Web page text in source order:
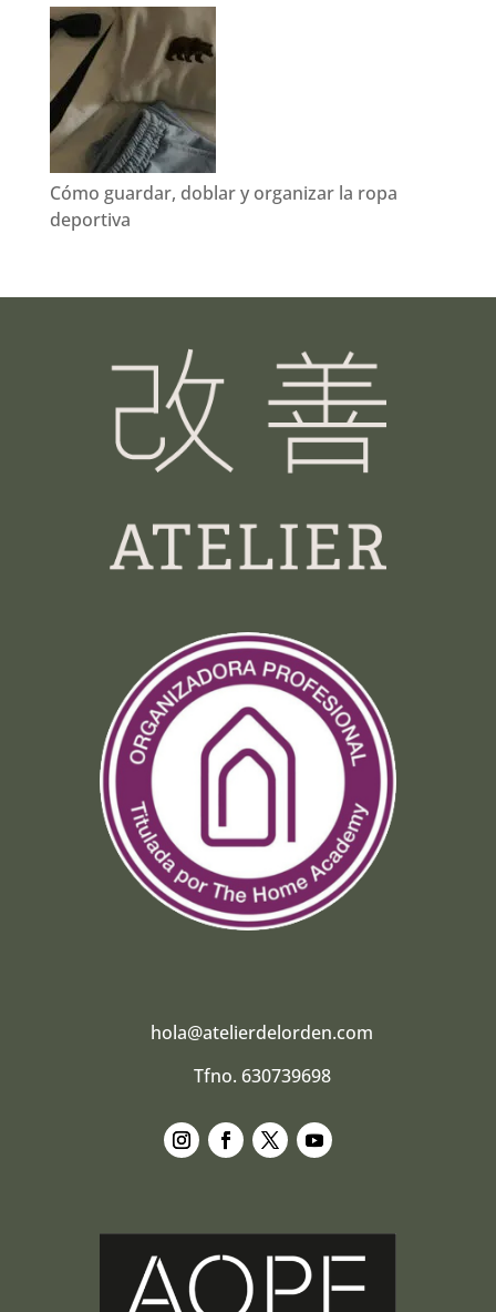
Cómo guardar, doblar y organizar la ropa
deportiva
hola@atelierdelorden.com
Tfno. 630739698